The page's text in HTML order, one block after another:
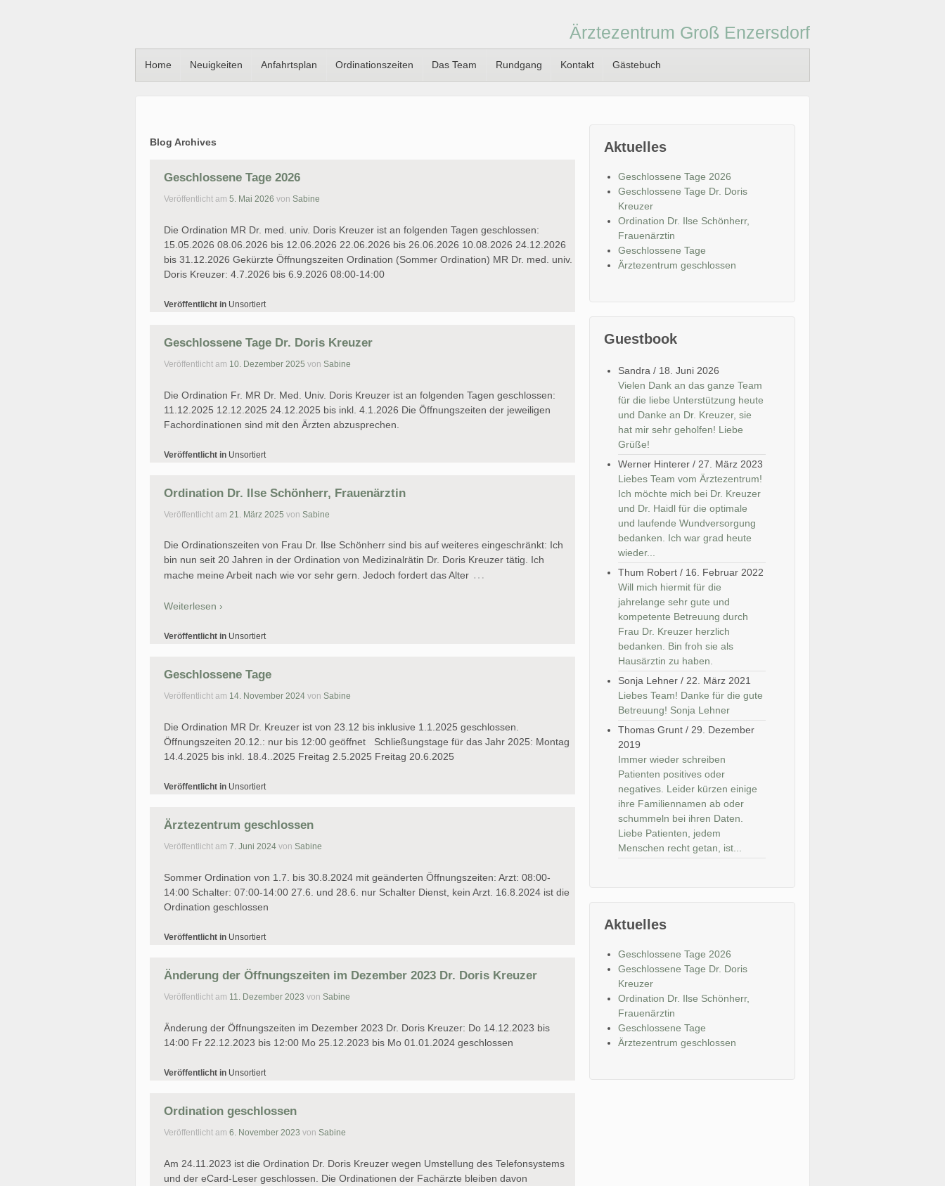
Ärztezentrum Groß Enzersdorf
Home Neuigkeiten Anfahrtsplan Ordinationszeiten Das Team Rundgang Kontakt Gästebuch
Blog Archives
Geschlossene Tage 2026
Veröffentlicht am 5. Mai 2026 von Sabine
Die Ordination MR Dr. med. univ. Doris Kreuzer ist an folgenden Tagen geschlossen:
15.05.2026 08.06.2026 bis 12.06.2026 22.06.2026 bis 26.06.2026 10.08.2026 24.12.2026
bis 31.12.2026 Gekürzte Öffnungszeiten Ordination (Sommer Ordination) MR Dr. med. univ.
Doris Kreuzer: 4.7.2026 bis 6.9.2026 08:00-14:00
Veröffentlicht in Unsortiert
Geschlossene Tage Dr. Doris Kreuzer
Veröffentlicht am 10. Dezember 2025 von Sabine
Die Ordination Fr. MR Dr. Med. Univ. Doris Kreuzer ist an folgenden Tagen geschlossen:
11.12.2025 12.12.2025 24.12.2025 bis inkl. 4.1.2026 Die Öffnungszeiten der jeweiligen
Fachordinationen sind mit den Ärzten abzusprechen.
Veröffentlicht in Unsortiert
Ordination Dr. Ilse Schönherr, Frauenärztin
Veröffentlicht am 21. März 2025 von Sabine
Die Ordinationszeiten von Frau Dr. Ilse Schönherr sind bis auf weiteres eingeschränkt: Ich
bin nun seit 20 Jahren in der Ordination von Medizinalrätin Dr. Doris Kreuzer tätig. Ich
mache meine Arbeit nach wie vor sehr gern. Jedoch fordert das Alter …
Weiterlesen ›
Veröffentlicht in Unsortiert
Geschlossene Tage
Veröffentlicht am 14. November 2024 von Sabine
Die Ordination MR Dr. Kreuzer ist von 23.12 bis inklusive 1.1.2025 geschlossen.
Öffnungszeiten 20.12.: nur bis 12:00 geöffnet Schließungstage für das Jahr 2025: Montag
14.4.2025 bis inkl. 18.4..2025 Freitag 2.5.2025 Freitag 20.6.2025
Veröffentlicht in Unsortiert
Ärztezentrum geschlossen
Veröffentlicht am 7. Juni 2024 von Sabine
Sommer Ordination von 1.7. bis 30.8.2024 mit geänderten Öffnungszeiten: Arzt: 08:00-
14:00 Schalter: 07:00-14:00 27.6. und 28.6. nur Schalter Dienst, kein Arzt. 16.8.2024 ist die
Ordination geschlossen
Veröffentlicht in Unsortiert
Änderung der Öffnungszeiten im Dezember 2023 Dr. Doris Kreuzer
Veröffentlicht am 11. Dezember 2023 von Sabine
Änderung der Öffnungszeiten im Dezember 2023 Dr. Doris Kreuzer: Do 14.12.2023 bis
14:00 Fr 22.12.2023 bis 12:00 Mo 25.12.2023 bis Mo 01.01.2024 geschlossen
Veröffentlicht in Unsortiert
Ordination geschlossen
Veröffentlicht am 6. November 2023 von Sabine
Am 24.11.2023 ist die Ordination Dr. Doris Kreuzer wegen Umstellung des Telefonsystems
und der eCard-Leser geschlossen. Die Ordinationen der Fachärzte bleiben davon
Aktuelles
Geschlossene Tage 2026
Geschlossene Tage Dr. Doris
Kreuzer
Ordination Dr. Ilse Schönherr,
Frauenärztin
Geschlossene Tage
Ärztezentrum geschlossen
Guestbook
Sandra / 18. Juni 2026
Vielen Dank an das ganze Team
für die liebe Unterstützung heute
und Danke an Dr. Kreuzer, sie
hat mir sehr geholfen! Liebe
Grüße!
Werner Hinterer / 27. März 2023
Liebes Team vom Ärztezentrum!
Ich möchte mich bei Dr. Kreuzer
und Dr. Haidl für die optimale
und laufende Wundversorgung
bedanken. Ich war grad heute
wieder...
Thum Robert / 16. Februar 2022
Will mich hiermit für die
jahrelange sehr gute und
kompetente Betreuung durch
Frau Dr. Kreuzer herzlich
bedanken. Bin froh sie als
Hausärztin zu haben.
Sonja Lehner / 22. März 2021
Liebes Team! Danke für die gute
Betreuung! Sonja Lehner
Thomas Grunt / 29. Dezember
2019
Immer wieder schreiben
Patienten positives oder
negatives. Leider kürzen einige
ihre Familiennamen ab oder
schummeln bei ihren Daten.
Liebe Patienten, jedem
Menschen recht getan, ist...
Aktuelles
Geschlossene Tage 2026
Geschlossene Tage Dr. Doris
Kreuzer
Ordination Dr. Ilse Schönherr,
Frauenärztin
Geschlossene Tage
Ärztezentrum geschlossen